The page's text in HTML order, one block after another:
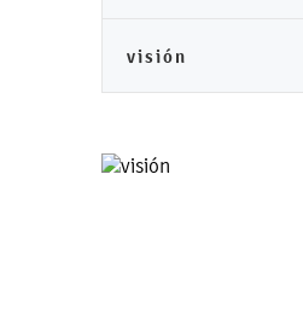
visión